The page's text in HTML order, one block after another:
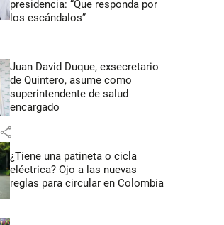
presidencia: “Que responda por
los escándalos”
Juan David Duque, exsecretario
de Quintero, asume como
superintendente de salud
encargado
share
¿Tiene una patineta o cicla
eléctrica? Ojo a las nuevas
reglas para circular en Colombia